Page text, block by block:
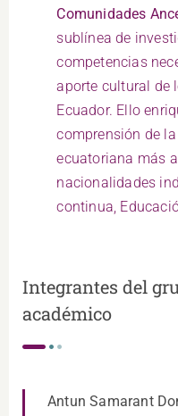
Comunidades
sublínea de
competencias
aporte cultural de
Ecuador. Ello
comprensión de
ecuatoriana más
nacionalidades
continua,
Integrantes del
académico
Antun Samarant